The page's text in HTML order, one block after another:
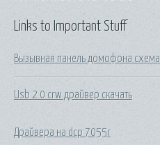
Links to Important Stuff
Вызывная панель домофона схема
Usb 2 0 crw драйвер скачать
Драйвера на dcp 7055r